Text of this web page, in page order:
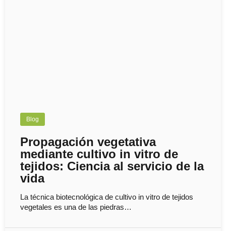
Blog
Propagación vegetativa
mediante cultivo in vitro de
tejidos: Ciencia al servicio de la
vida
La técnica biotecnológica de cultivo in vitro de tejidos
vegetales es una de las piedras…